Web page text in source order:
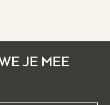
JE MEE